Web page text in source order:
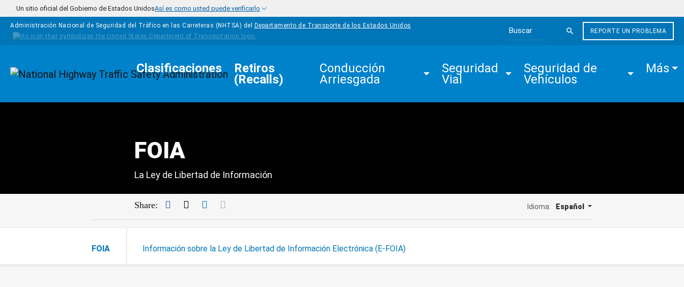
Pasar al contenido principal
Un sitio oficial del Gobierno de Estados UnidosAsí es como usted puede verificarlo
Administración Nacional de Seguridad del Tráfico en las Carreteras (NHTSA) del
Departamento de Transporte de los Estados Unidos
Search the site
REPORTE UN PROBLEMA
Homepage
Clasificaciones Retiros
(Recalls)
Conducción
Arriesgada
Seguridad
Vial
Seguridad de
Vehículos
Más
FOIA
La Ley de Libertad de Información
Idioma: Español
Share: Facebook
TwitterLinkedIn
FOIA Información sobre la Ley de Libertad de Información Electrónica (E-FOIA)